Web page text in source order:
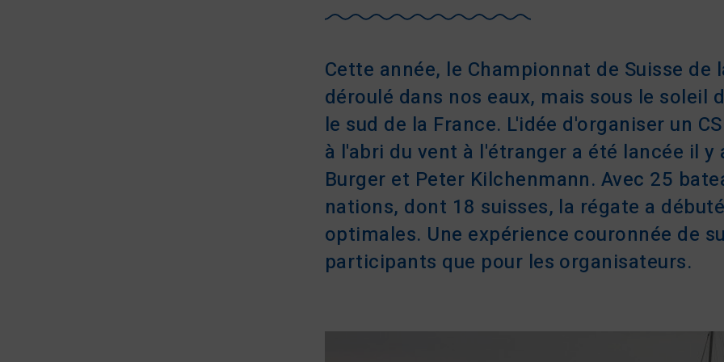
Cette année, le Championnat de Suisse de
déroulé dans nos eaux, mais sous le soleil
le sud de la France. L'idée d'organiser un
à l'abri du vent à l'étranger a été lancée il
Burger et Peter Kilchenmann. Avec 25
nations, dont 18 suisses, la régate a
optimales. Une expérience couronnée de
participants que pour les organisateurs.